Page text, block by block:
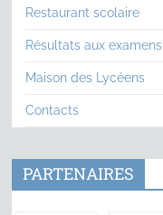
Restaurant scolaire
Résultats aux examens
Maison des Lycéens
Contacts
PARTENAIRES